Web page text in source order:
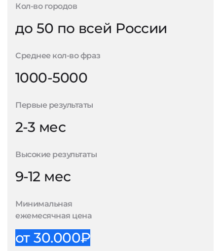
Кол-во городов
до 50 по всей России
Среднее кол-во фраз
1000-5000
Первые результаты
2-3 мес
Высокие результаты
9-12 мес
Минимальная
ежемесячная цена
от 30.000₽